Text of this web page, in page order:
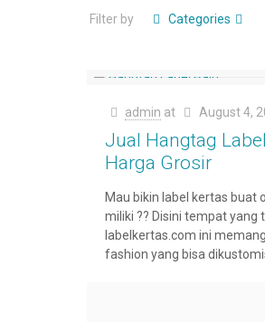
Filter by Categories
admin at August 4,
Jual Hangtag
Harga Grosir
Mau bikin label kertas buat
miliki ?? Disini tempat yang
labelkertas.com ini
fashion yang bisa